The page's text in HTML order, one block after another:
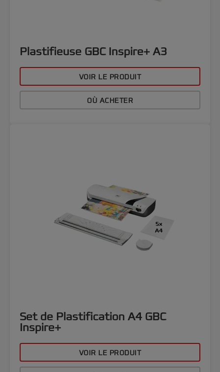
Plastifieuse GBC Inspire+ A3
VOIR LE PRODUIT
OÙ ACHETER
Set de Plastification A4 GBC
Inspire+
VOIR LE PRODUIT